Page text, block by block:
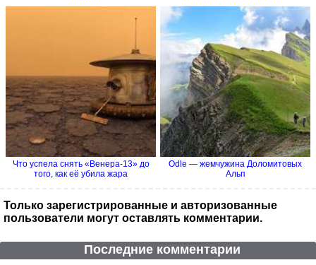
Что успела снять «Венера-13» до
того, как её убила жара
Odle — жемчужина Доломитовых
Альп
Только зарегистрированные и авторизованные
пользователи могут оставлять комментарии.
Последние комментарии